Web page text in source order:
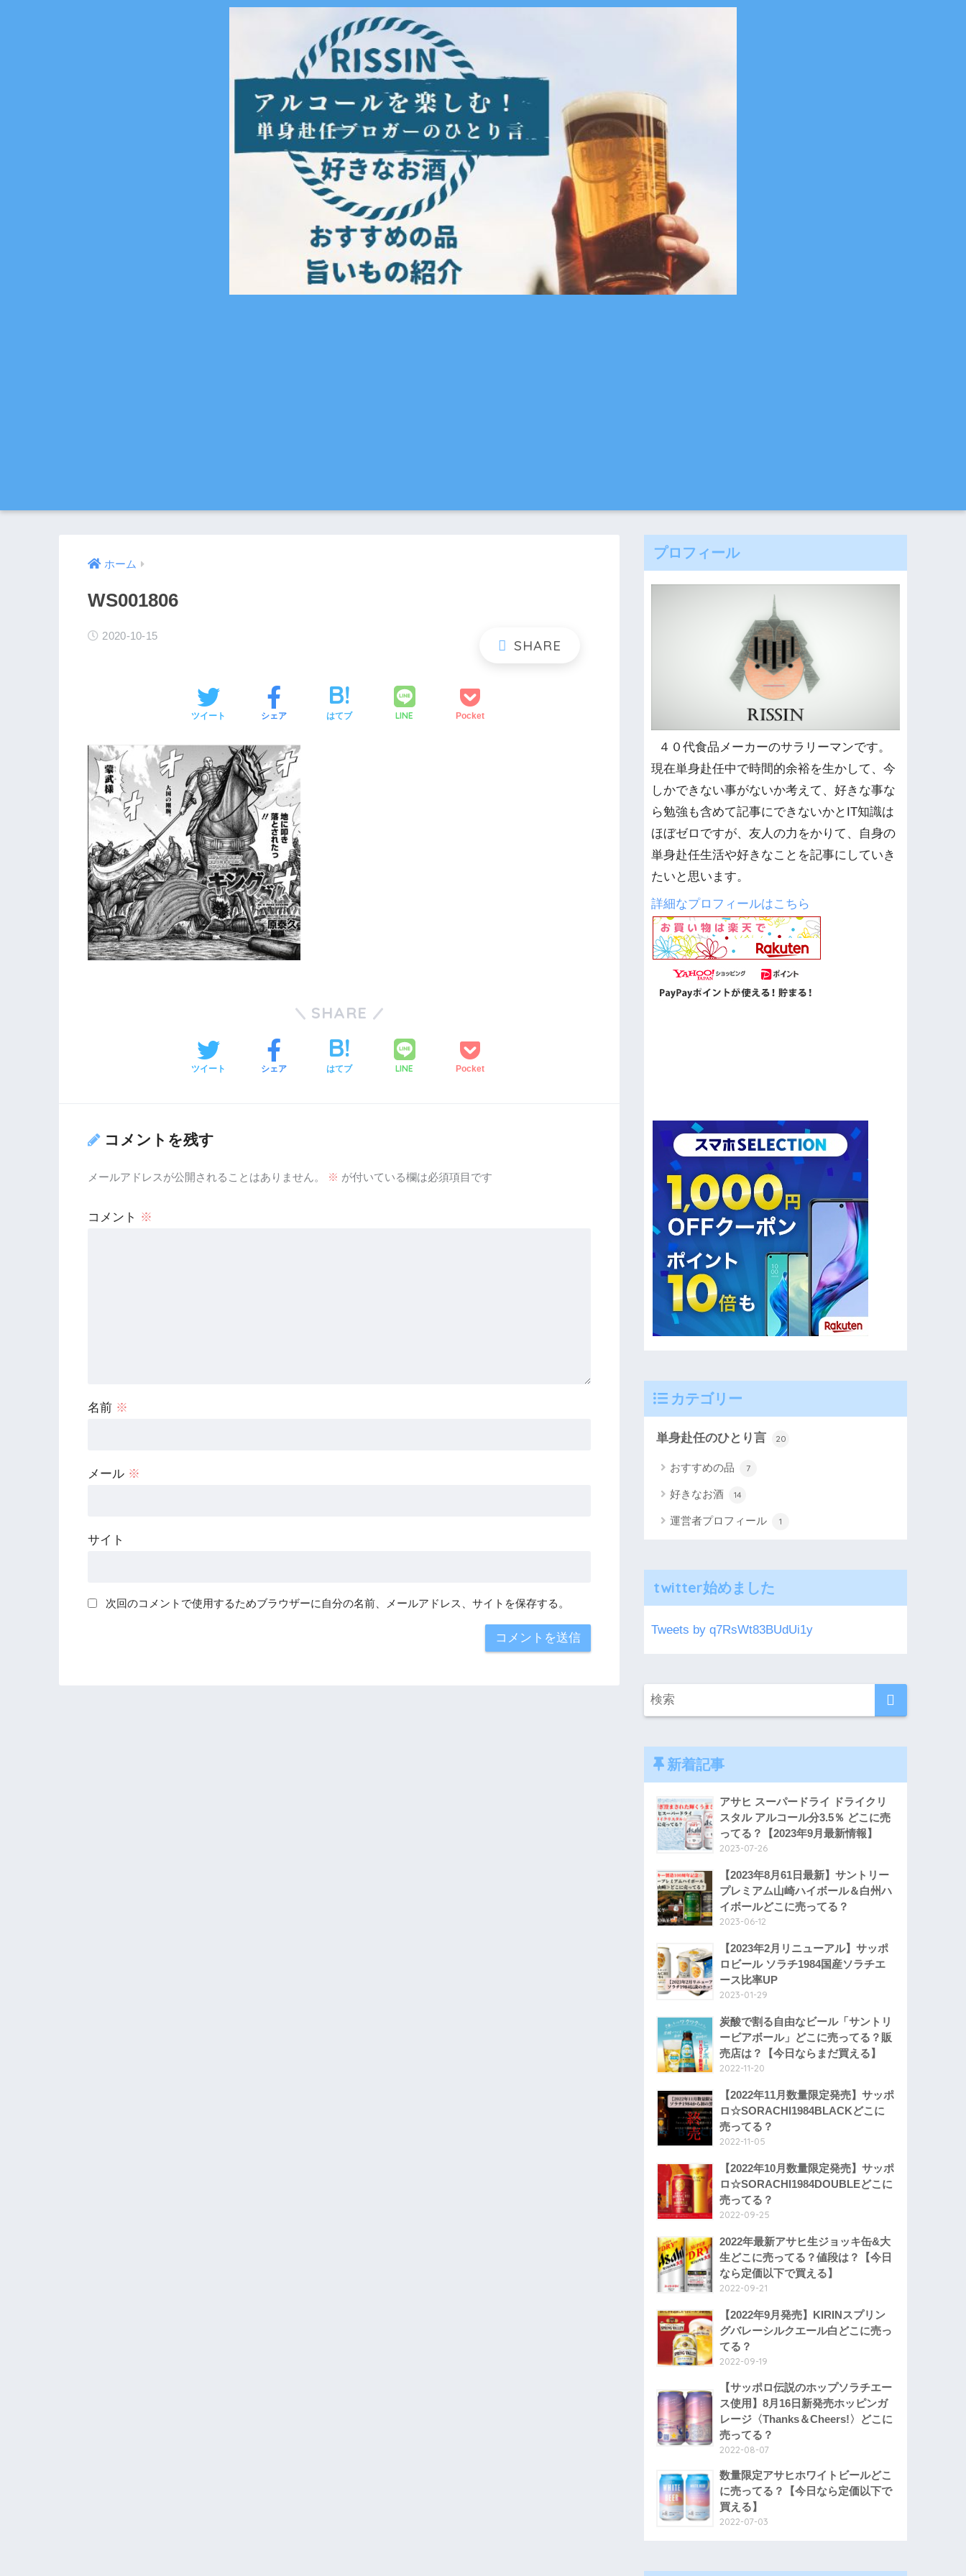
ホーム
WS001806
2020-10-15
ツイート シェア はてブ LINE Pocket
SHARE
ツイート シェア はてブ LINE Pocket
コメントを残す
メールアドレスが公開されることはありません。 ※ が付いている欄は必須項目です
コメント ※
名前 ※
メール ※
サイト
次回のコメントで使用するためブラウザーに自分の名前、メールアドレス、サイトを保存する。
プロフィール
４０代食品メーカーのサラリーマンです。
現在単身赴任中で時間的余裕を生かして、今
しかできない事がないか考えて、好きな事な
ら勉強も含めて記事にできないかとIT知識は
ほぼゼロですが、友人の力をかりて、自身の
単身赴任生活や好きなことを記事にしていき
たいと思います。
詳細なプロフィールはこちら
カテゴリー
単身赴任のひとり言 20
おすすめの品 7
好きなお酒 14
運営者プロフィール 1
twitter始めました
Tweets by q7RsWt83BUdUi1y
新着記事
アサヒ スーパードライ ドライクリ
スタル アルコール分3.5％ どこに売
ってる？【2023年9月最新情報】
2023-07-26
【2023年8月61日最新】サントリー
プレミアム山崎ハイボール＆白州ハ
イボールどこに売ってる？
2023-06-12
【2023年2月リニューアル】サッポ
ロビール ソラチ1984国産ソラチエ
ース比率UP
2023-01-29
炭酸で割る自由なビール「サントリ
ービアボール」どこに売ってる？販
売店は？【今日ならまだ買える】
2022-11-20
【2022年11月数量限定発売】サッポ
ロ☆SORACHI1984BLACKどこに
売ってる？
2022-11-05
【2022年10月数量限定発売】サッポ
ロ☆SORACHI1984DOUBLEどこに
売ってる？
2022-09-25
2022年最新アサヒ生ジョッキ缶&大
生どこに売ってる？値段は？【今日
なら定価以下で買える】
2022-09-21
【2022年9月発売】KIRINスプリン
グバレーシルクエール白どこに売っ
てる？
2022-09-19
【サッポロ伝説のホップソラチエー
ス使用】8月16日新発売ホッピンガ
レージ〈Thanks＆Cheers!〉どこに
売ってる？
2022-08-07
数量限定アサヒホワイトビールどこ
に売ってる？【今日なら定価以下で
買える】
2022-07-03